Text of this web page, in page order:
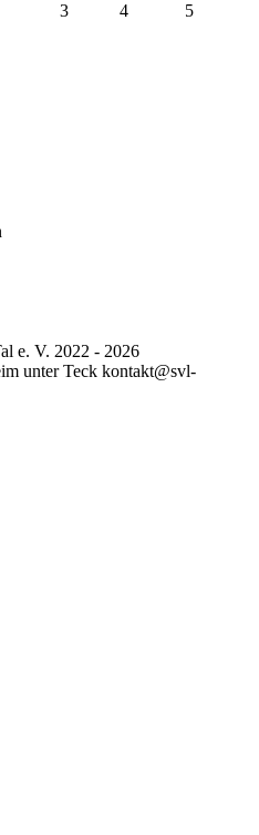
3 4 5
e. V. 2022 - 2026
unter Teck kontakt@svl-